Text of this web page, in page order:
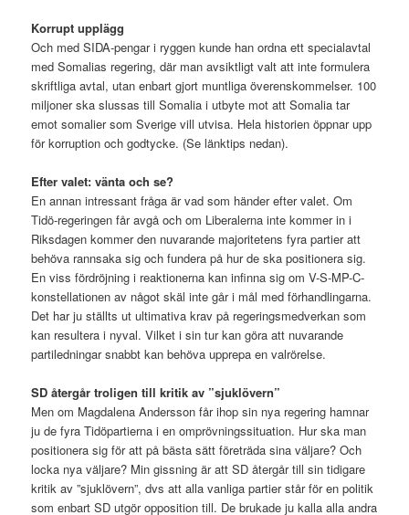
Korrupt upplägg
Och med SIDA-pengar i ryggen kunde han ordna ett specialavtal
med Somalias regering, där man avsiktligt valt att inte formulera
skriftliga avtal, utan enbart gjort muntliga överenskommelser. 100
miljoner ska slussas till Somalia i utbyte mot att Somalia tar
emot somalier som Sverige vill utvisa. Hela historien öppnar upp
för korruption och godtycke. (Se länktips nedan).
Efter valet: vänta och se?
En annan intressant fråga är vad som händer efter valet. Om
Tidö-regeringen får avgå och om Liberalerna inte kommer in i
Riksdagen kommer den nuvarande majoritetens fyra partier att
behöva rannsaka sig och fundera på hur de ska positionera sig.
En viss fördröjning i reaktionerna kan infinna sig om V-S-MP-C-
konstellationen av något skäl inte går i mål med förhandlingarna.
Det har ju ställts ut ultimativa krav på regeringsmedverkan som
kan resultera i nyval. Vilket i sin tur kan göra att nuvarande
partiledningar snabbt kan behöva upprepa en valrörelse.
SD återgår troligen till kritik av ”sjuklövern”
Men om Magdalena Andersson får ihop sin nya regering hamnar
ju de fyra Tidöpartierna i en omprövningssituation. Hur ska man
positionera sig för att på bästa sätt företräda sina väljare? Och
locka nya väljare? Min gissning är att SD återgår till sin tidigare
kritik av ”sjuklövern”, dvs att alla vanliga partier står för en politik
som enbart SD utgör opposition till. De brukade ju kalla alla andra